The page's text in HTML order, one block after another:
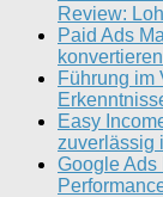
Review:
Paid Ads
konvertieren
Führung im
Easy
zuverlässig
Google Ads